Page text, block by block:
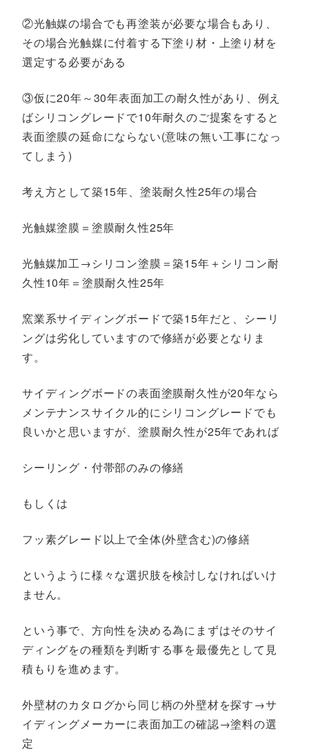
②光触媒の場合でも再塗装が必要な場合もあり、
その場合光触媒に付着する下塗り材・上塗り材を
選定する必要がある
③仮に20年～30年表面加工の耐久性があり、例え
ばシリコングレードで10年耐久のご提案をすると
表面塗膜の延命にならない(意味の無い工事になっ
てしまう)
考え方として築15年、塗装耐久性25年の場合
光触媒塗膜＝塗膜耐久性25年
光触媒加工→シリコン塗膜＝築15年＋シリコン耐
久性10年＝塗膜耐久性25年
窯業系サイディングボードで築15年だと、シーリ
ングは劣化していますので修繕が必要となりま
す。
サイディングボードの表面塗膜耐久性が20年なら
メンテナンスサイクル的にシリコングレードでも
良いかと思いますが、塗膜耐久性が25年であれば
シーリング・付帯部のみの修繕
もしくは
フッ素グレード以上で全体(外壁含む)の修繕
というように様々な選択肢を検討しなければいけ
ません。
という事で、方向性を決める為にまずはそのサイ
ディングをの種類を判断する事を最優先として見
積もりを進めます。
外壁材のカタログから同じ柄の外壁材を探す→サ
イディングメーカーに表面加工の確認→塗料の選
定